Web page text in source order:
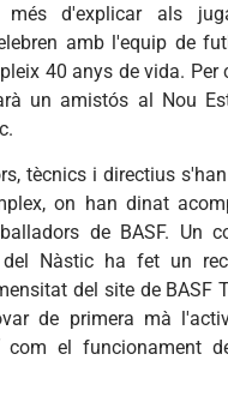
d'explicar als
amb l'equip de
40 anys de vida. Per
un amistós al Nou
tècnics i directius
on han dinat
de BASF. Un
del Nàstic ha fet un
del site de BASF
de primera mà
com el funcionament